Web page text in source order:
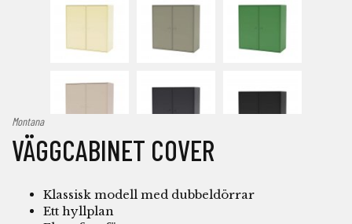
Montana
VÄGGCABINET COVER
Klassisk modell med dubbeldörrar
Ett hyllplan